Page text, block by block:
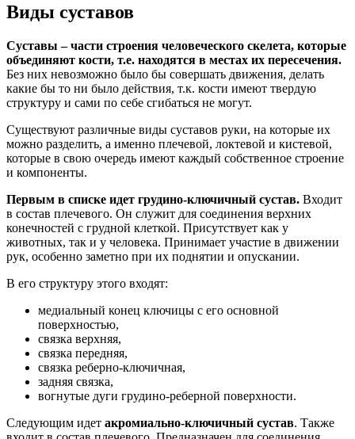
Виды суставов
Суставы – части строения человеческого скелета, которые
объединяют кости, т.е. находятся в местах их пересечения.
Без них невозможно было бы совершать движения, делать
какие бы то ни было действия, т.к. кости имеют твердую
структуру и сами по себе сгибаться не могут.
Существуют различные виды суставов руки, на которые их
можно разделить, а именно плечевой, локтевой и кистевой,
которые в свою очередь имеют каждый собственное строение
и компоненты.
Первым в списке идет грудино-ключичный сустав. Входит
в состав плечевого. Он служит для соединения верхних
конечностей с грудной клеткой. Присутствует как у
животных, так и у человека. Принимает участие в движении
рук, особенно заметно при их поднятии и опускании.
В его структуру этого входят:
медиальный конец ключицы с его основной
поверхностью,
связка верхняя,
связка передняя,
связка реберно-ключичная,
задняя связка,
вогнутые дуги грудино-реберной поверхности.
Следующим идет акромиально-ключичный сустав. Также